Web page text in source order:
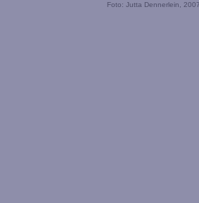
Foto: Jutta Dennerlein,